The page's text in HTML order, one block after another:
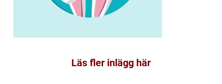
Läs fler inlägg här